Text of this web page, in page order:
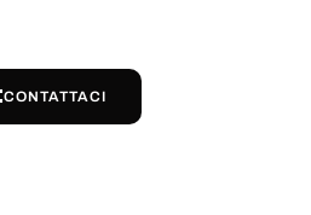
CONTATTACI